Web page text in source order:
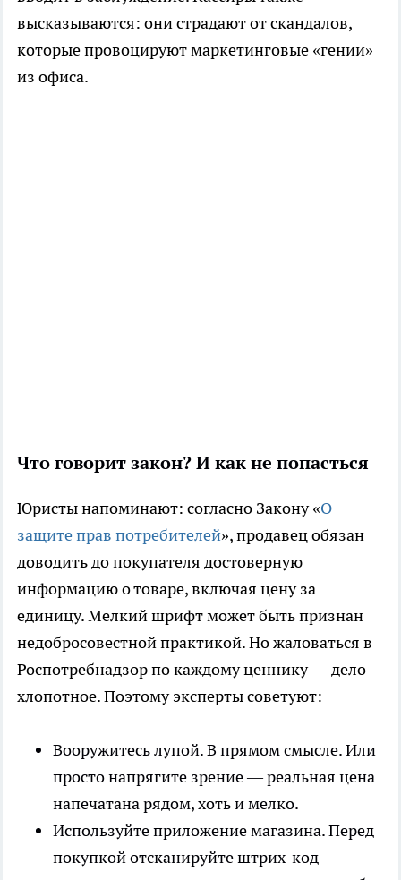
высказываются: они страдают от скандалов,
которые провоцируют маркетинговые «гении»
из офиса.
Что говорит закон? И как не попасться
Юристы напоминают: согласно Закону «О
защите прав потребителей», продавец обязан
доводить до покупателя достоверную
информацию о товаре, включая цену за
единицу. Мелкий шрифт может быть признан
недобросовестной практикой. Но жаловаться в
Роспотребнадзор по каждому ценнику — дело
хлопотное. Поэтому эксперты советуют:
Вооружитесь лупой. В прямом смысле. Или
просто напрягите зрение — реальная цена
напечатана рядом, хоть и мелко.
Используйте приложение магазина. Перед
покупкой отсканируйте штрих-код —